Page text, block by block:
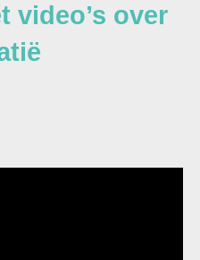
video’s over